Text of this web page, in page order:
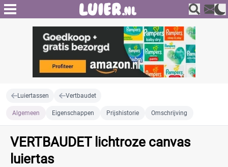
Luiertassen Vertbaudet
Algemeen Eigenschappen Prijshistorie Omschrijving
VERTBAUDET lichtroze canvas
luiertas